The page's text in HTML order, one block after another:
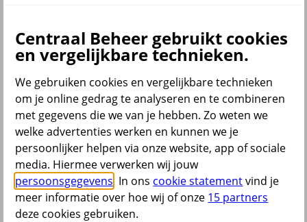
Menu
Voor wie Service & contact
terug
Producten
Centraal Beheer gebruikt cookies
en vergelijkbare technieken.
We gebruiken cookies en vergelijkbare technieken
om je online gedrag te analyseren en te combineren
met gegevens die we van je hebben. Zo weten we
welke advertenties werken en kunnen we je
persoonlijker helpen via onze website, app of sociale
media. Hiermee verwerken wij jouw
persoonsgegevens . In ons cookie statementvind je
meer informatie over hoe wij of onze 15 partners
deze cookies gebruiken.